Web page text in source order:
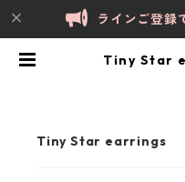
ラインご登録
Tiny Star
Tiny Star earrings